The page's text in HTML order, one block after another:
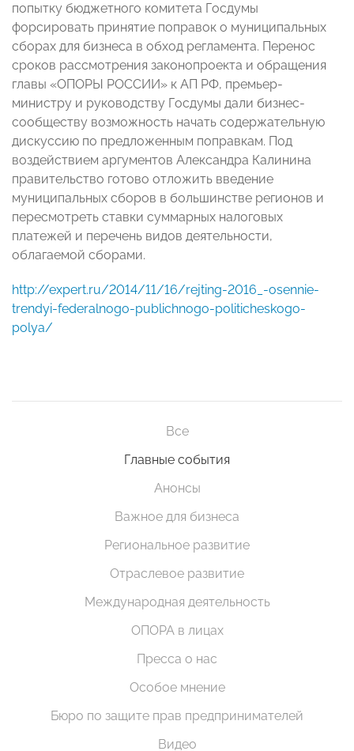
попытку бюджетного комитета Госдумы
форсировать принятие поправок о муниципальных
сборах для бизнеса в обход регламента. Перенос
сроков рассмотрения законопроекта и обращения
главы «ОПОРЫ РОССИИ» к АП РФ, премьер-
министру и руководству Госдумы дали бизнес-
сообществу возможность начать содержательную
дискуссию по предложенным поправкам. Под
воздействием аргументов Александра Калинина
правительство готово отложить введение
муниципальных сборов в большинстве регионов и
пересмотреть ставки суммарных налоговых
платежей и перечень видов деятельности,
облагаемой сборами.
http://expert.ru/2014/11/16/rejting-2016_-osennie-
trendyi-federalnogo-publichnogo-politicheskogo-
polya/
Все
Главные события
Анонсы
Важное для бизнеса
Региональное развитие
Отраслевое развитие
Международная деятельность
ОПОРА в лицах
Пресса о нас
Особое мнение
Бюро по защите прав предпринимателей
Видео